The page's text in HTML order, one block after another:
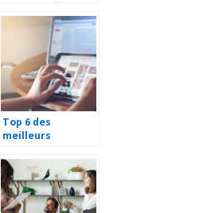
Top 6 des
meilleurs
dropshipping en
2021